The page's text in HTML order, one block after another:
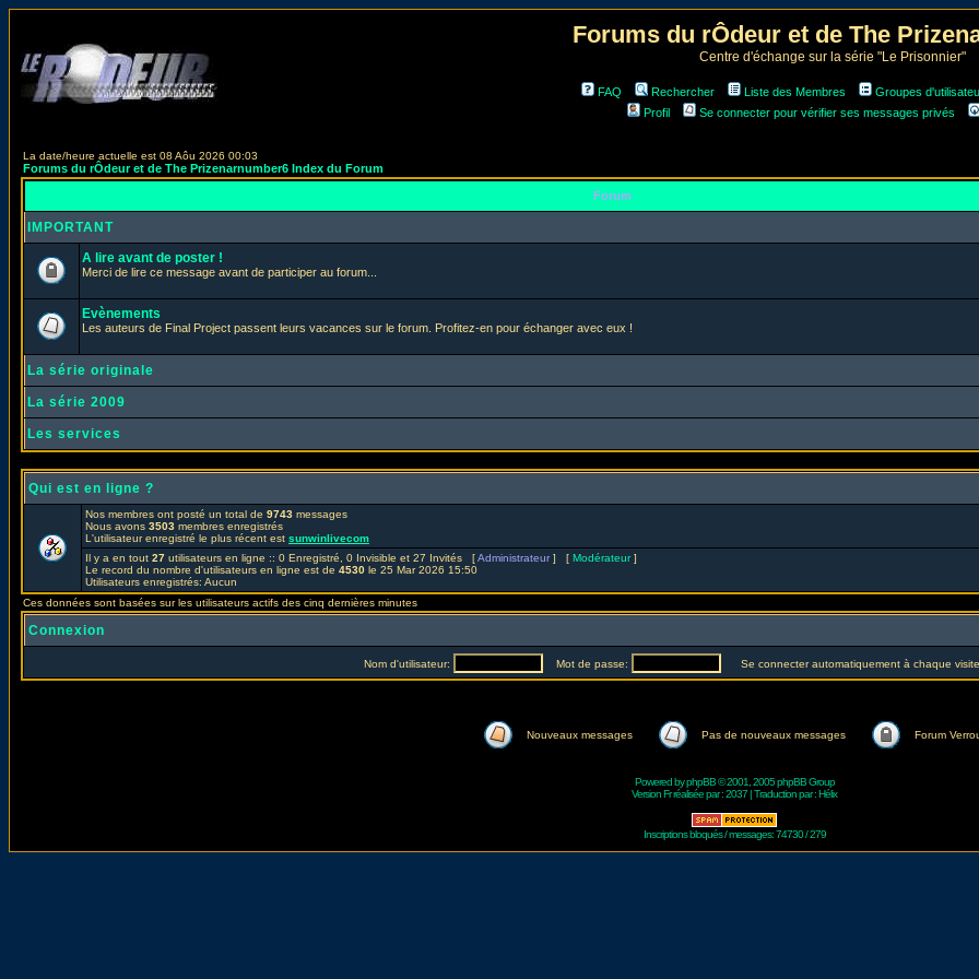
Forums du rÔdeur et de The
Centre d'échange sur la série "Le Prisonnier"
FAQ Rechercher Liste des Membres Groupes
Profil
Se connecter pour vérifier ses messages privés
La date/heure actuelle est 08 Aôu 2026 00:03
Forums du rÔdeur et de The Prizenarnumber6 Index du Forum
Forum
IMPORTANT
A lire avant de poster !
Merci de lire ce message avant de participer au forum...
Evènements
Les auteurs de Final Project passent leurs vacances sur le forum. Profitez-en pour échanger avec eux !
La série originale
La série 2009
Les services
Qui est en ligne ?
Nos membres ont posté un total de 9743 messages
Nous avons 3503 membres enregistrés
L'utilisateur enregistré le plus récent est sunwinlivecom
Il y a en tout 27 utilisateurs en ligne :: 0 Enregistré, 0 Invisible et 27 Invités [Administrateur] [ Modérateur]
Le record du nombre d'utilisateurs en ligne est de 4530 le 25 Mar 2026 15:50
Utilisateurs enregistrés: Aucun
Ces données sont basées sur les utilisateurs actifs des cinq dernières minutes
Connexion
Nom d'utilisateur: Mot de passe: Se connecter automatiquement à chaque visite
Nouveaux messages Pas de nouveaux messages Forum
Powered byphpBB© 2001, 2005 phpBB Group
Version Fr réalisée par :2037 | Traduction par :Hélix
Inscriptions bloqués / messages: 74730 / 279